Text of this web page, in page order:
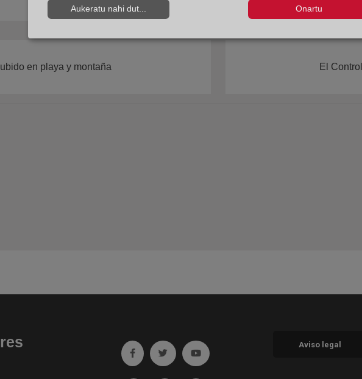
en playa y montaña El
Ir a facebook (abre en ventana nueva)
Ir a twitter (abre en ventana nueva)
Ir a YouTube (abre en ventana nueva)
Aviso legal
Aukeratu nahi dut... Onartu